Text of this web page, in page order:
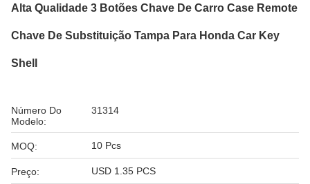
Alta Qualidade 3 Botões Chave De Carro Case Remote
Chave De Substituição Tampa Para Honda Car Key
Shell
Número Do
Modelo:
31314
MOQ: 10 Pcs
Preço: USD 1.35 PCS